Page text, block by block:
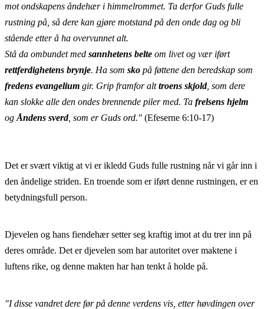
mot ondskapens åndehær i himmelrommet. Ta derfor Guds fulle
rustning på, så dere kan gjøre motstand på den onde dag og bli
stående etter å ha overvunnet alt.
Stå da ombundet med sannhetens belte om livet og vær iført
rettferdighetens brynje. Ha som sko på føttene den beredskap som
fredens evangelium gir. Grip framfor alttroens skjold, som dere
kan slokke alle den ondes brennende piler med. Ta frelsens hjelm
og Åndens sverd, som er Guds ord." (Efeserne 6:10-17)
Det er svært viktig at vi er ikledd Guds fulle rustning når vi går inn i
den åndelige striden. En troende som er iført denne rustningen, er en
betydningsfull person.
Djevelen og hans fiendehær setter seg kraftig imot at du trer inn på
deres område. Det er djevelen som har autoritet over maktene i
luftens rike, og denne makten har han tenkt å holde på.
"I disse vandret dere før på denne verdens vis, etter høvdingen over